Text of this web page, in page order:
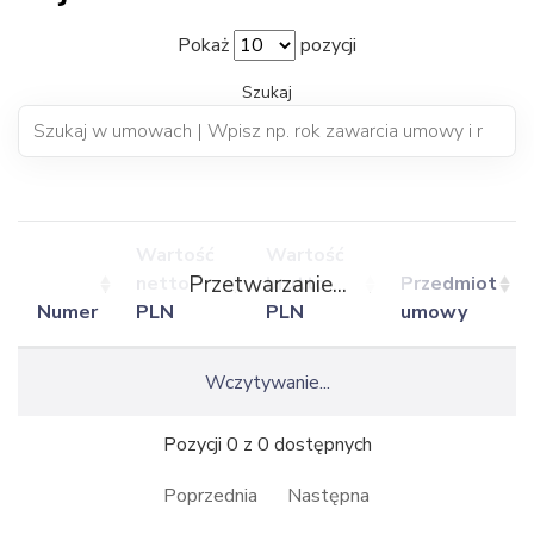
Pokaż pozycji
Szukaj
Przetwarzanie...
Numer
Wartość
netto
PLN
brutto
PLN
Przedmiot
umowy
Wczytywanie...
Pozycji 0 z 0 dostępnych
Poprzednia
Następna